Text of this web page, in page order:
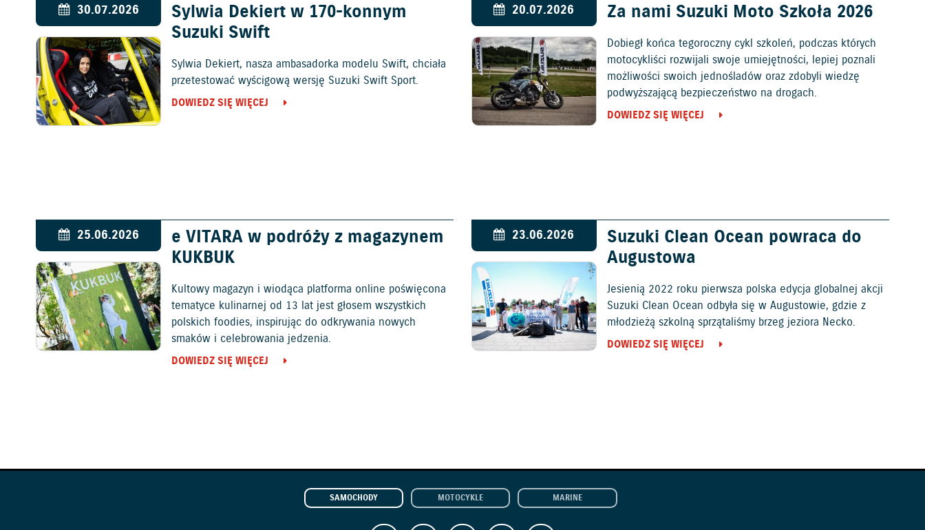
30.07.2026
Sylwia Dekiert w 170-konnym
Suzuki Swift
Sylwia Dekiert, nasza ambasadorka modelu Swift, chciała
przetestować wyścigową wersję Suzuki Swift Sport.
DOWIEDZ SIĘ WIĘCEJ
20.07.2026 Za nami Suzuki Moto Szkoła 2026
Dobiegł końca tegoroczny cykl szkoleń, podczas których
motocykliści rozwijali swoje umiejętności, lepiej poznali
możliwości swoich jednośladów oraz zdobyli wiedzę
podwyższającą bezpieczeństwo na drogach.
DOWIEDZ SIĘ WIĘCEJ
25.06.2026
e VITARA w podróży z magazynem
KUKBUK
Kultowy magazyn i wiodąca platforma online poświęcona
tematyce kulinarnej od 13 lat jest głosem wszystkich
polskich foodies, inspirując do odkrywania nowych
smaków i celebrowania jedzenia.
DOWIEDZ SIĘ WIĘCEJ
23.06.2026
Suzuki Clean Ocean powraca do
Augustowa
Jesienią 2022 roku pierwsza polska edycja globalnej akcji
Suzuki Clean Ocean odbyła się w Augustowie, gdzie z
młodzieżą szkolną sprzątaliśmy brzeg jeziora Necko.
DOWIEDZ SIĘ WIĘCEJ
SAMOCHODY MOTOCYKLE MARINE